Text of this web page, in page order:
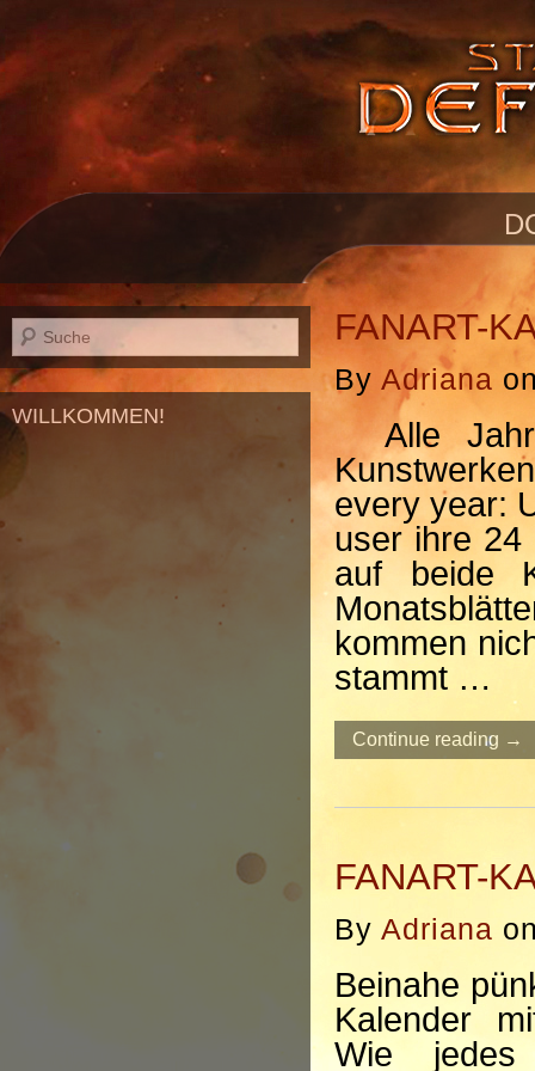
FANART-
By Adriana
Alle
every year:
user ihre 24
auf beide
kommen
stammt …
Continue reading →
FANART-
By Adriana
Beinahe
Kalender
Wie
WILLKOMMEN!